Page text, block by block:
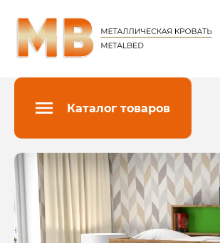
Каталог товаров